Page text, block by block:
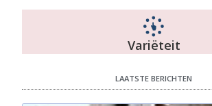
Variëteit
LAATSTE BERICHTEN